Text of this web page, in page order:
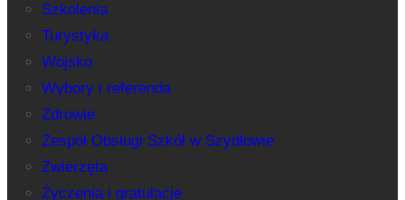
Szkolenia
Turystyka
Wojsko
Wybory i referenda
Zdrowie
Zespół Obsługi Szkół w Szydłowie
Zwierzęta
Życzenia i gratulacje